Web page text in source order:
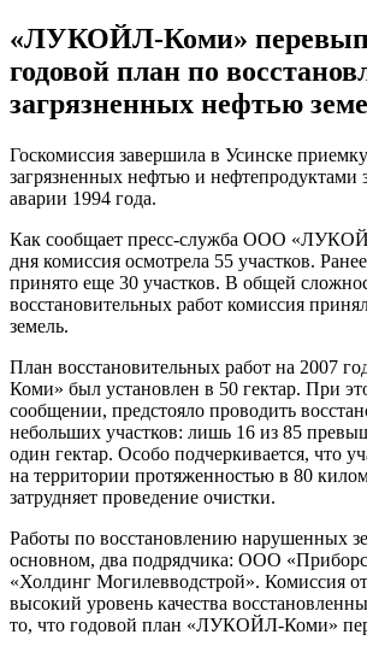
«ЛУКОЙЛ-Коми»
годовой план по
загрязненных нефтью
Госкомиссия завершила в Усинске
загрязненных нефтью и нефтепродуктами
аварии 1994 года.
Как сообщает пресс-служба ООО
дня комиссия осмотрела 55 участков.
принято еще 30 участков. В общей
восстановительных работ комиссия
земель.
План восстановительных работ на 2007
Коми» был установлен в 50 гектар. При
сообщении, предстояло проводить
небольших участков: лишь 16 из 85
один гектар. Особо подчеркивается, что
на территории протяженностью в 80
затрудняет проведение очистки.
Работы по восстановлению нарушенных
основном, два подрядчика: ООО
«Холдинг Могилевводстрой». Комиссия
высокий уровень качества
то, что годовой план «ЛУКОЙЛ-Коми»